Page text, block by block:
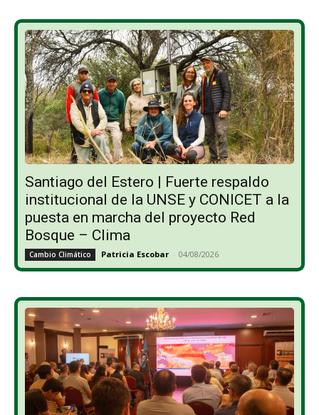
Santiago del Estero | Fuerte respaldo
institucional de la UNSE y CONICET a la
puesta en marcha del proyecto Red
Bosque – Clima
Cambio Climático Patricia Escobar - 04/08/2026